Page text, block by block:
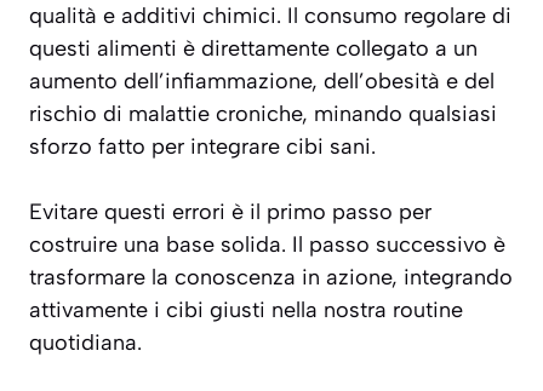
qualità e additivi chimici. Il consumo regolare di
questi alimenti è direttamente collegato a un
aumento dell’infiammazione, dell’obesità e del
rischio di malattie croniche, minando qualsiasi
sforzo fatto per integrare cibi sani.
Evitare questi errori è il primo passo per
costruire una base solida. Il passo successivo è
trasformare la conoscenza in azione, integrando
attivamente i cibi giusti nella nostra routine
quotidiana.